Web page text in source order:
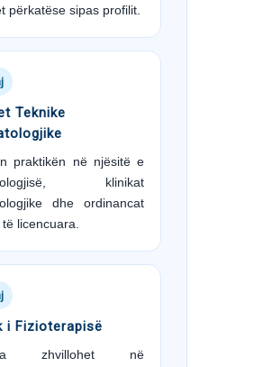
përkatëse sipas profilit.
Teknike
praktikën në njësitë e
klinikat
dhe ordinancat
licencuara.
i Fizioterapisë
zhvillohet në